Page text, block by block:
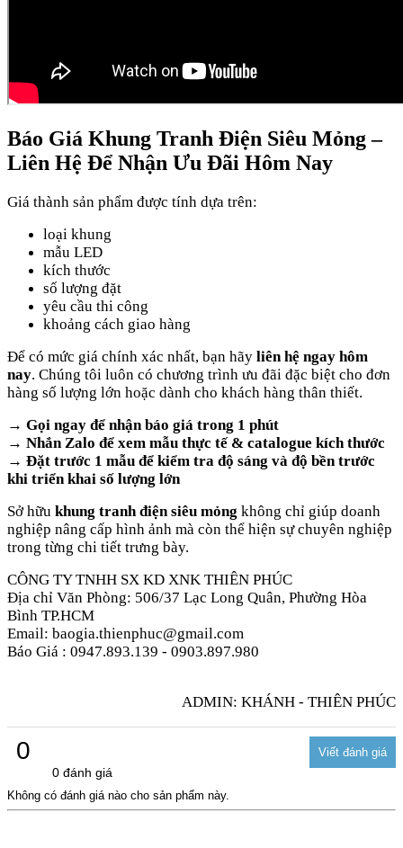
Báo Giá Khung Tranh Điện Siêu Mỏng –
Liên Hệ Để Nhận Ưu Đãi Hôm Nay
Giá thành sản phẩm được tính dựa trên:
loại khung
mẫu LED
kích thước
số lượng đặt
yêu cầu thi công
khoảng cách giao hàng
Để có mức giá chính xác nhất, bạn hãy liên hệ ngay hôm
nay. Chúng tôi luôn có chương trình ưu đãi đặc biệt cho đơn
hàng số lượng lớn hoặc dành cho khách hàng thân thiết.
→ Gọi ngay để nhận báo giá trong 1 phút
→ Nhắn Zalo để xem mẫu thực tế & catalogue kích thước
→ Đặt trước 1 mẫu để kiểm tra độ sáng và độ bền trước
khi triển khai số lượng lớn
Sở hữu khung tranh điện siêu mỏng không chỉ giúp doanh
nghiệp nâng cấp hình ảnh mà còn thể hiện sự chuyên nghiệp
trong từng chi tiết trưng bày.
CÔNG TY TNHH SX KD XNK THIÊN PHÚC
Địa chỉ Văn Phòng: 506/37 Lạc Long Quân, Phường Hòa
Bình TP.HCM
Email: baogia.thienphuc@gmail.com
Báo Giá : 0947.893.139 - 0903.897.980
ADMIN: KHÁNH - THIÊN PHÚC
0
0 đánh giá
Không có đánh giá nào cho sản phẩm này.